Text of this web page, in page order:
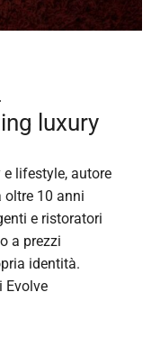
luxury
lifestyle, autore
oltre 10 anni
e ristoratori
a prezzi
identità.
Evolve